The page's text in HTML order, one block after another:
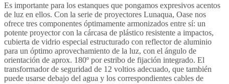
Es importante para los estanques que pongamos expresivos acentos
de luz en ellos. Con la serie de proyectores Lunaqua, Oase nos
ofrece tres componentes óptimamente armonizados entre sí: un
potente proyector con la cárcasa de plástico resistente a impactos,
cubierta de vidrio especial estructurado con reflector de aluminio
para un óptimo aprovechamiento de la luz, con el ángulo de
orientación de aprox. 180º por estribo de fijación integrado. El
transformador de seguridad de 12 voltios adecuado, que también
puede usarse debajo del agua y los correspondientes cables de